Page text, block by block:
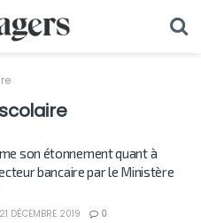
son étonnement quant à
bancaire par le Ministère
21 DÉCEMBRE 2019 0